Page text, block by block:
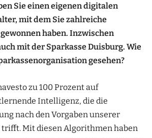
Sie einen eigenen digitalen
mit dem Sie zahlreiche
haben. Inzwischen
mit der Sparkasse Duisburg. Wie
gesehen?
zu 100 Prozent auf
Intelligenz, die die
nach den Vorgaben unserer
Mit diesen Algorithmen haben